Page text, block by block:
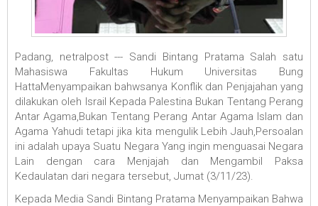
Padang, netralpost --- Sandi Bintang Pratama Salah satu
Mahasiswa Fakultas Hukum Universitas Bung
HattaMenyampaikan bahwsanya Konflik dan Penjajahan yang
dilakukan oleh Israil Kepada Palestina Bukan Tentang Perang
Antar Agama,Bukan Tentang Perang Antar Agama Islam dan
Agama Yahudi tetapi jika kita mengulik Lebih Jauh,Persoalan
ini adalah upaya Suatu Negara Yang ingin menguasai Negara
Lain dengan cara Menjajah dan Mengambil Paksa
Kedaulatan dari negara tersebut, Jumat (3/11/23).
Kepada Media Sandi Bintang Pratama Menyampaikan Bahwa